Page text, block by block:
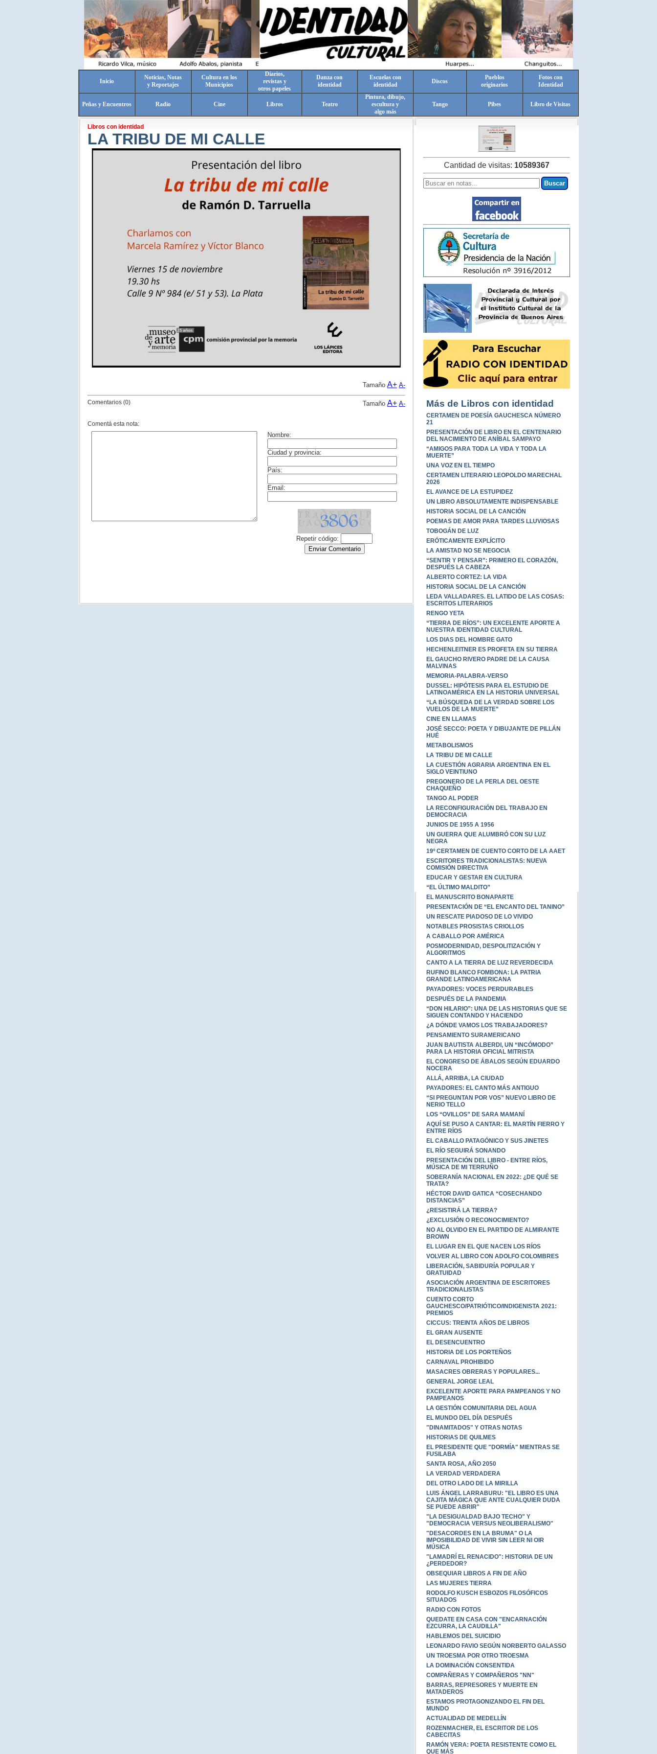
Inicio
Noticias, Notas
y Reportajes
Cultura en los
Municipios
Diarios,
revistas y
otros papeles
Danza con
identidad
Escuelas con
identidad
Discos
Pueblos
originarios
Fotos con
Identidad
Peñas y Encuentros Radio Cine Libros Teatro
Pintura, dibujo,
escultura y
algo más
Tango Pibes Libro de Visitas
Libros con identidad
LA TRIBU DE MI CALLE
Tamaño A+ A-
Comentarios (0) Tamaño A+ A-
Comentá esta nota:
Cantidad de visitas: 10589367
Más de Libros con identidad
CERTAMEN DE POESÍA GAUCHESCA NÚMERO
21
PRESENTACIÓN DE LIBRO EN EL CENTENARIO
DEL NACIMIENTO DE ANÍBAL SAMPAYO
“AMIGOS PARA TODA LA VIDA Y TODA LA
MUERTE”
UNA VOZ EN EL TIEMPO
CERTAMEN LITERARIO LEOPOLDO MARECHAL
2026
EL AVANCE DE LA ESTUPIDEZ
UN LIBRO ABSOLUTAMENTE INDISPENSABLE
HISTORIA SOCIAL DE LA CANCIÓN
POEMAS DE AMOR PARA TARDES LLUVIOSAS
TOBOGÁN DE LUZ
ERÓTICAMENTE EXPLÍCITO
LA AMISTAD NO SE NEGOCIA
“SENTIR Y PENSAR”: PRIMERO EL CORAZÓN,
DESPUÉS LA CABEZA
ALBERTO CORTEZ: LA VIDA
HISTORIA SOCIAL DE LA CANCIÓN
LEDA VALLADARES. EL LATIDO DE LAS COSAS:
ESCRITOS LITERARIOS
RENGO YETA
“TIERRA DE RÍOS”: UN EXCELENTE APORTE A
NUESTRA IDENTIDAD CULTURAL
LOS DIAS DEL HOMBRE GATO
HECHENLEITNER ES PROFETA EN SU TIERRA
EL GAUCHO RIVERO PADRE DE LA CAUSA
MALVINAS
MEMORIA-PALABRA-VERSO
DUSSEL: HIPÓTESIS PARA EL ESTUDIO DE
LATINOAMÉRICA EN LA HISTORIA UNIVERSAL
“LA BÚSQUEDA DE LA VERDAD SOBRE LOS
VUELOS DE LA MUERTE”
CINE EN LLAMAS
JOSÉ SECCO: POETA Y DIBUJANTE DE PILLÁN
HUÉ
METABOLISMOS
LA TRIBU DE MI CALLE
LA CUESTIÓN AGRARIA ARGENTINA EN EL
SIGLO VEINTIUNO
PREGONERO DE LA PERLA DEL OESTE
CHAQUEÑO
TANGO AL PODER
LA RECONFIGURACIÓN DEL TRABAJO EN
DEMOCRACIA
JUNIOS DE 1955 A 1956
UN GUERRA QUE ALUMBRÓ CON SU LUZ
NEGRA
19º CERTAMEN DE CUENTO CORTO DE LA AAET
ESCRITORES TRADICIONALISTAS: NUEVA
COMISIÓN DIRECTIVA
EDUCAR Y GESTAR EN CULTURA
“EL ÚLTIMO MALDITO”
EL MANUSCRITO BONAPARTE
PRESENTACIÓN DE “EL ENCANTO DEL TANINO”
UN RESCATE PIADOSO DE LO VIVIDO
NOTABLES PROSISTAS CRIOLLOS
A CABALLO POR AMÉRICA
POSMODERNIDAD, DESPOLITIZACIÓN Y
ALGORITMOS
CANTO A LA TIERRA DE LUZ REVERDECIDA
RUFINO BLANCO FOMBONA: LA PATRIA
GRANDE LATINOAMERICANA
PAYADORES: VOCES PERDURABLES
DESPUÉS DE LA PANDEMIA
“DON HILARIO”: UNA DE LAS HISTORIAS QUE SE
SIGUEN CONTANDO Y HACIENDO
¿A DÓNDE VAMOS LOS TRABAJADORES?
PENSAMIENTO SURAMERICANO
JUAN BAUTISTA ALBERDI, UN “INCÓMODO”
PARA LA HISTORIA OFICIAL MITRISTA
EL CONGRESO DE ÁBALOS SEGÚN EDUARDO
NOCERA
ALLÁ, ARRIBA, LA CIUDAD
PAYADORES: EL CANTO MÁS ANTIGUO
“SI PREGUNTAN POR VOS” NUEVO LIBRO DE
NERIO TELLO
LOS “OVILLOS” DE SARA MAMANÍ
AQUÍ SE PUSO A CANTAR: EL MARTÍN FIERRO Y
ENTRE RÍOS
EL CABALLO PATAGÓNICO Y SUS JINETES
EL RÍO SEGUIRÁ SONANDO
PRESENTACIÓN DEL LIBRO - ENTRE RÍOS,
MÚSICA DE MI TERRUÑO
SOBERANÍA NACIONAL EN 2022: ¿DE QUÉ SE
TRATA?
HÉCTOR DAVID GATICA “COSECHANDO
DISTANCIAS”
¿RESISTIRÁ LA TIERRA?
¿EXCLUSIÓN O RECONOCIMIENTO?
NO AL OLVIDO EN EL PARTIDO DE ALMIRANTE
BROWN
EL LUGAR EN EL QUE NACEN LOS RÍOS
VOLVER AL LIBRO CON ADOLFO COLOMBRES
LIBERACIÓN, SABIDURÍA POPULAR Y
GRATUIDAD
ASOCIACIÓN ARGENTINA DE ESCRITORES
TRADICIONALISTAS
CUENTO CORTO
GAUCHESCO/PATRIÓTICO/INDIGENISTA 2021:
PREMIOS
CICCUS: TREINTA AÑOS DE LIBROS
EL GRAN AUSENTE
EL DESENCUENTRO
HISTORIA DE LOS PORTEÑOS
CARNAVAL PROHIBIDO
MASACRES OBRERAS Y POPULARES...
GENERAL JORGE LEAL
EXCELENTE APORTE PARA PAMPEANOS Y NO
PAMPEANOS
LA GESTIÓN COMUNITARIA DEL AGUA
EL MUNDO DEL DÍA DESPUÉS
"DINAMITADOS" Y OTRAS NOTAS
HISTORIAS DE QUILMES
EL PRESIDENTE QUE "DORMÍA" MIENTRAS SE
FUSILABA
SANTA ROSA, AÑO 2050
LA VERDAD VERDADERA
DEL OTRO LADO DE LA MIRILLA
LUIS ÁNGEL LARRABURU: "EL LIBRO ES UNA
CAJITA MÁGICA QUE ANTE CUALQUIER DUDA
SE PUEDE ABRIR"
"LA DESIGUALDAD BAJO TECHO" Y
"DEMOCRACIA VERSUS NEOLIBERALISMO"
"DESACORDES EN LA BRUMA" O LA
IMPOSIBILIDAD DE VIVIR SIN LEER NI OIR
MÚSICA
"LAMADRÍ EL RENACIDO": HISTORIA DE UN
¿PERDEDOR?
OBSEQUIAR LIBROS A FIN DE AÑO
LAS MUJERES TIERRA
RODOLFO KUSCH ESBOZOS FILOSÓFICOS
SITUADOS
RADIO CON FOTOS
QUEDATE EN CASA CON "ENCARNACIÓN
EZCURRA, LA CAUDILLA"
HABLEMOS DEL SUICIDIO
LEONARDO FAVIO SEGÚN NORBERTO GALASSO
UN TROESMA POR OTRO TROESMA
LA DOMINACIÓN CONSENTIDA
COMPAÑERAS Y COMPAÑEROS "NN"
BARRAS, REPRESORES Y MUERTE EN
MATADEROS
ESTAMOS PROTAGONIZANDO EL FIN DEL
MUNDO
ACTUALIDAD DE MEDELLÍN
ROZENMACHER, EL ESCRITOR DE LOS
CABECITAS
RAMÓN VERA: POETA RESISTENTE COMO EL
QUE MÁS